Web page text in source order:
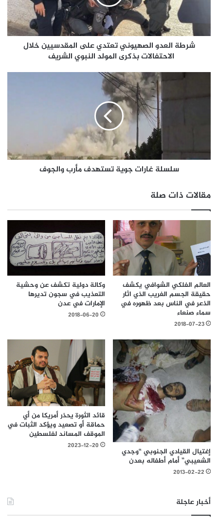
شرطة العدو الصهيوني تعتدي على المقدسيين خلال
الاحتفالات بذكرى المولد النبوي الشريف
سلسلة غارات جوية تستهدف مأرب والجوف
مقالات ذات صلة
العالم الفلكي الشوافي يكشف
حقيقة الجسم الغريب الذي اثار
الذعر في الناس بعد ظهوره في
سماء صنعاء
2018-07-23
وكالة دولية تكشف عن وحشية
التعذيب في سجون تديرها
الإمارات في عدن
2018-06-20
إغتيال القيادي الجنوبي “وجدي
الشعيبي” أمام أطفاله بعدن
2013-02-22
قائد الثورة يحذر أمريكا من أي
حماقة أو تصعيد ويؤكد الثبات في
الموقف المساند لفلسطين
2023-12-20
أخبار عاجلة